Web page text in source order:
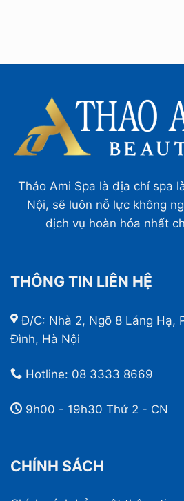
Thảo Ami Spa là địa chỉ spa
Nội, sẽ luôn nỗ lực không
dịch vụ hoàn hỏa nhất
THÔNG TIN LIÊN HỆ
Đ/C: Nhà 2, Ngõ 8 Láng Hạ,
Đình, Hà Nội
Hotline: 08 3333 8669
9h00 - 19h30 Thứ 2 - CN
CHÍNH SÁCH